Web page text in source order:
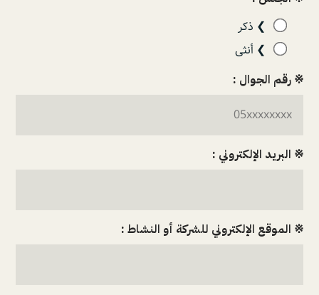
❯ ذكر
❯ أنثى
※ رقم الجوال :
※ البريد الإلكتروني :
※ الموقع الإلكتروني للشركة أو النشاط :